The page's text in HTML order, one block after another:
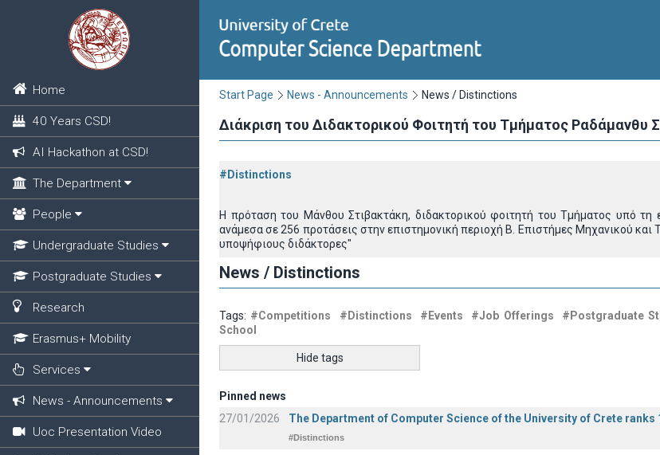
Home
40 Years CSD!
AI Hackathon at CSD!
The Department
People
Undergraduate Studies
Postgraduate Studies
Research
Erasmus+ Mobility
Services
News - Announcements
Uoc Presentation Video
Start Page News - Announcements News / Distinctions
Διάκριση του Διδακτορικού Φοιτητή του Τμήματος Ραδάμανθυ
#Distinctions
Η πρόταση του Μάνθου Στιβακτάκη, διδακτορικού φοιτητή του Τμήματος υπό τη
ανάμεσα σε 256 προτάσεις στην επιστημονική περιοχή Β. Επιστήμες Μηχανικού και
υποψήφιους διδάκτορες"
News / Distinctions
Tags: #Competitions #Distinctions #Events #Job Offerings #Postgraduate
School
Hide tags
Pinned news
27/01/2026
The Department of Computer Science of the University of Crete
#Distinctions